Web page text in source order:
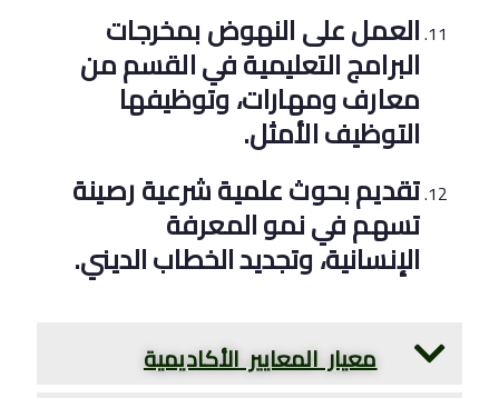
العمل على النهوض بمخرجات
البرامج التعليمية في القسم من
معارف ومهارات، وتوظيفها
التوظيف الأمثل.
تقديم بحوث علمية شرعية رصينة
تسهم في نمو المعرفة
الإنسانية، وتجديد الخطاب الديني.
معيار المعايير الأكاديمية